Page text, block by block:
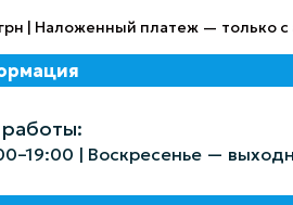
| Наложенный платеж — только с
| Воскресенье —